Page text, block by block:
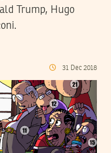
Trump, Hugo
31 Dec 2018